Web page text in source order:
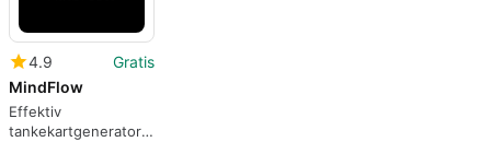
4.9
Gratis
MindFlow
Effektiv
tankekartgenerator